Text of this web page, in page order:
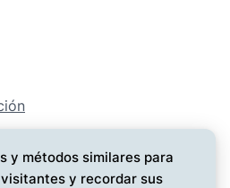
y métodos similares para
y recordar sus